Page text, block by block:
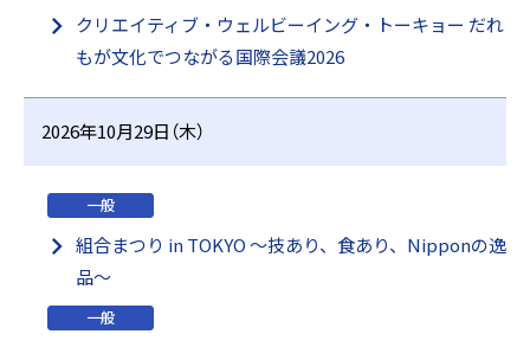
クリエイティブ・ウェルビーイング・トーキョー だれ
もが文化でつながる国際会議2026
2026年10月29日（木）
一般
組合まつり in TOKYO ～技あり、食あり、Nipponの逸
品～
一般